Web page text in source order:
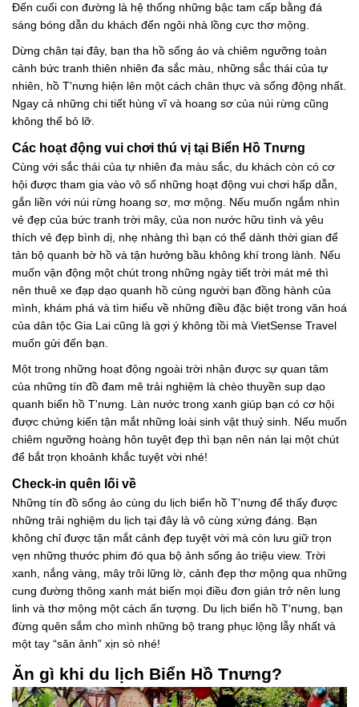
Đến cuối con đường là hệ thống những bậc tam cấp bằng đá
sáng bóng dẫn du khách đến ngôi nhà lồng cực thơ mộng.
Dừng chân tại đây, bạn tha hồ sống ảo và chiêm ngưỡng toàn
cảnh bức tranh thiên nhiên đa sắc màu, những sắc thái của tự
nhiên, hồ T'nưng hiện lên một cách chân thực và sống động nhất.
Ngay cả những chi tiết hùng vĩ và hoang sơ của núi rừng cũng
không thể bỏ lỡ.
Các hoạt động vui chơi thú vị tại Biển Hồ Tnưng
Cùng với sắc thái của tự nhiên đa màu sắc, du khách còn có cơ
hội được tham gia vào vô số những hoạt động vui chơi hấp dẫn,
gắn liền với núi rừng hoang sơ, mơ mộng. Nếu muốn ngắm nhìn
vẻ đẹp của bức tranh trời mây, của non nước hữu tình và yêu
thích vẻ đẹp bình dị, nhẹ nhàng thì bạn có thể dành thời gian để
tản bộ quanh bờ hồ và tận hưởng bầu không khí trong lành. Nếu
muốn vận động một chút trong những ngày tiết trời mát mẻ thì
nên thuê xe đạp dạo quanh hồ cùng người bạn đồng hành của
mình, khám phá và tìm hiểu về những điều đặc biệt trong văn hoá
của dân tộc Gia Lai cũng là gợi ý không tồi mà VietSense Travel
muốn gửi đến bạn.
Một trong những hoạt động ngoài trời nhận được sự quan tâm
của những tín đồ đam mê trải nghiệm là chèo thuyền sup dạo
quanh biển hồ T'nưng. Làn nước trong xanh giúp bạn có cơ hội
được chứng kiến tận mắt những loài sinh vật thuỷ sinh. Nếu muốn
chiêm ngưỡng hoàng hôn tuyệt đẹp thì bạn nên nán lại một chút
để bắt trọn khoảnh khắc tuyệt vời nhé!
Check-in quên lối về
Những tín đồ sống ảo cùng du lịch biển hồ T'nưng để thấy được
những trải nghiệm du lịch tại đây là vô cùng xứng đáng. Bạn
không chỉ được tận mắt cảnh đẹp tuyệt vời mà còn lưu giữ trọn
vẹn những thước phim đó qua bộ ảnh sống ảo triệu view. Trời
xanh, nắng vàng, mây trôi lững lờ, cảnh đẹp thơ mộng qua những
cung đường thông xanh mát biến mọi điều đơn giản trở nên lung
linh và thơ mộng một cách ấn tượng. Du lịch biển hồ T'nưng, bạn
đừng quên sắm cho mình những bộ trang phục lộng lẫy nhất và
một tay “săn ảnh” xịn sò nhé!
Ăn gì khi du lịch Biển Hồ Tnưng?